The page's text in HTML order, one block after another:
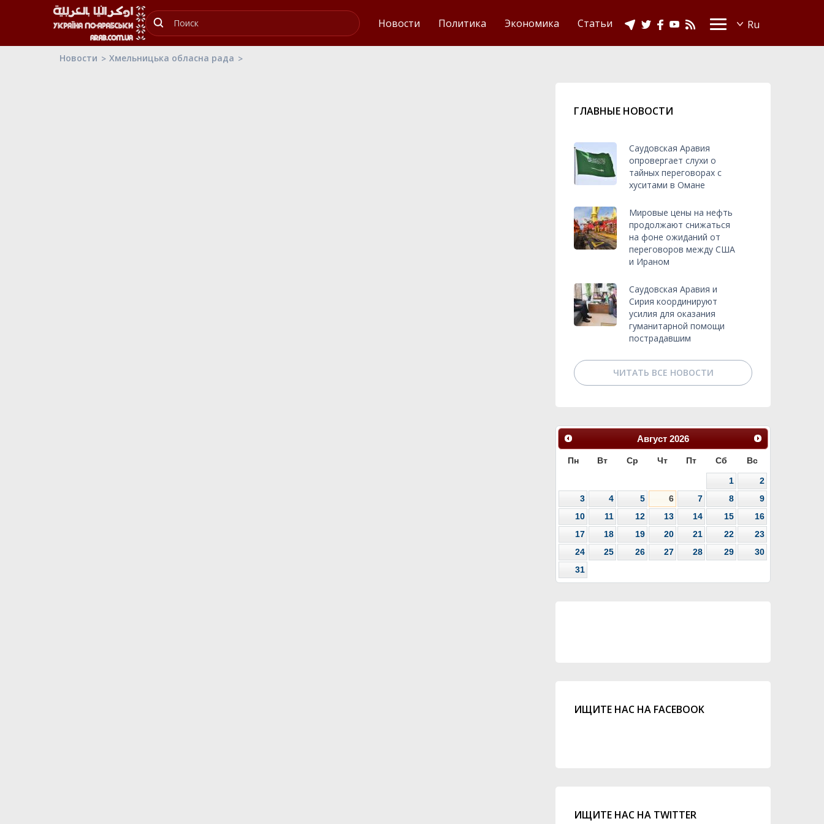
Новости Политика Экономика Статьи
Новости Хмельницька обласна рада
ГЛАВНЫЕ НОВОСТИ
Саудовская Аравия
опровергает слухи о
тайных переговорах с
хуситами в Омане
Мировые цены на нефть
продолжают снижаться
на фоне ожиданий от
переговоров между США
и Ираном
Саудовская Аравия и
Сирия координируют
усилия для оказания
гуманитарной помощи
пострадавшим
ЧИТАТЬ ВСЕ НОВОСТИ
Август 2026
Пн Вт Ср Чт Пт Сб Вс
1
2
3
4 5 6 7 8
9
10
11 12 13 14 15
16
17
18 19 20 21 22
23
24
25 26 27 28 29
30
31
ИЩИТЕ НАС НА FACEBOOK
ИЩИТЕ НАС НА TWITTER